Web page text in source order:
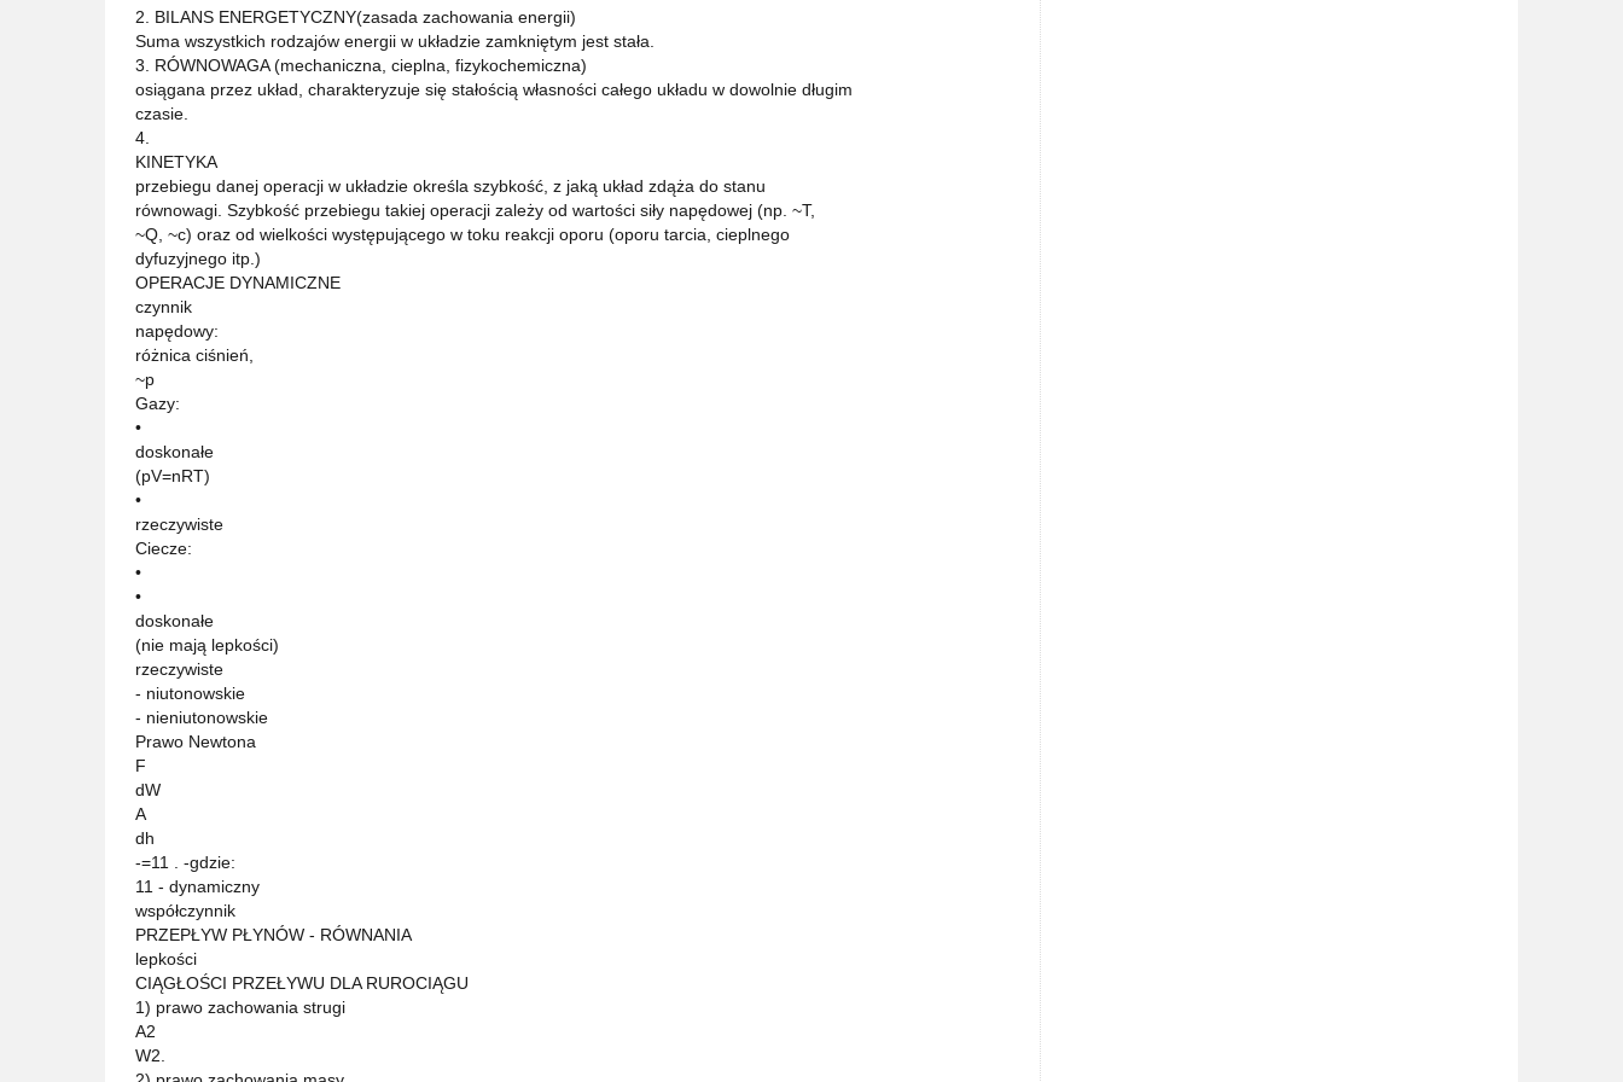
2. BILANS ENERGETYCZNY(zasada zachowania energii)
Suma wszystkich rodzajów energii w układzie zamkniętym jest stała.
3. RÓWNOWAGA (mechaniczna, cieplna, fizykochemiczna)
osiągana przez układ, charakteryzuje się stałością własności całego układu w dowolnie długim
czasie.
4.
KINETYKA
przebiegu danej operacji w układzie określa szybkość, z jaką układ zdąża do stanu
równowagi. Szybkość przebiegu takiej operacji zależy od wartości siły napędowej (np. ~T,
~Q, ~c) oraz od wielkości występującego w toku reakcji oporu (oporu tarcia, cieplnego
dyfuzyjnego itp.)
OPERACJE DYNAMICZNE
czynnik
napędowy:
różnica ciśnień,
~p
Gazy:
•
doskonałe
(pV=nRT)
•
rzeczywiste
Ciecze:
•
•
doskonałe
(nie mają lepkości)
rzeczywiste
- niutonowskie
- nieniutonowskie
Prawo Newtona
F
dW
A
dh
-=11 . -gdzie:
11 - dynamiczny
współczynnik
PRZEPŁYW PŁYNÓW - RÓWNANIA
lepkości
CIĄGŁOŚCI PRZEŁYWU DLA RUROCIĄGU
1) prawo zachowania strugi
A2
W2.